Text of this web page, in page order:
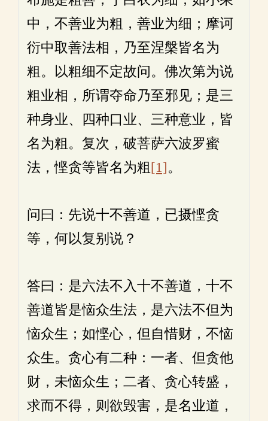
中，不善业为粗，善业为细；摩诃
衍中取善法相，乃至涅槃皆名为
粗。以粗细不定故问。佛次第为说
粗业相，所谓夺命乃至邪见；是三
种身业、四种口业、三种意业，皆
名为粗。复次，破菩萨六波罗蜜
法，悭贪等皆名为粗[1]。
问曰：先说十不善道，已摄悭贪
等，何以复别说？
答曰：是六法不入十不善道，十不
善道皆是恼众生法，是六法不但为
恼众生；如悭心，但自惜财，不恼
众生。贪心有二种：一者、但贪他
财，未恼众生；二者、贪心转盛，
求而不得，则欲毁害，是名业道，